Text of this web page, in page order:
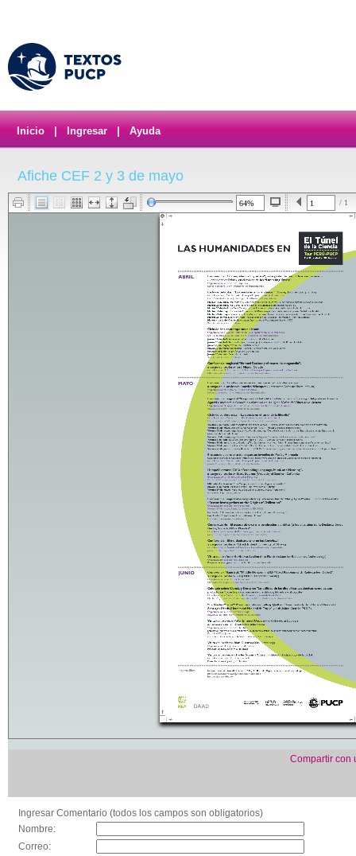
Inicio Ingresar Ayuda
Afiche CEF 2 y 3 de mayo
/ 1
Compartir con
Ingresar Comentario (todos los campos son obligatorios)
Nombre:
Correo: